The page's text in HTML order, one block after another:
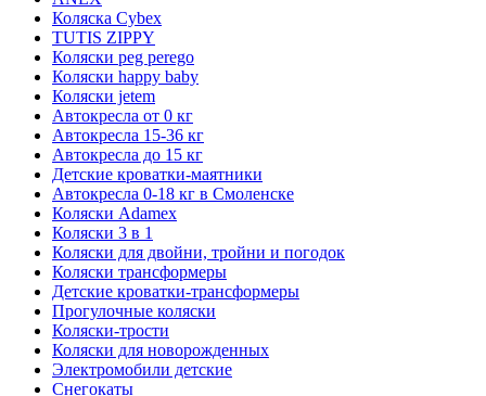
Коляска Cybex
TUTIS ZIPPY
Коляски peg perego
Коляски happy baby
Коляски jetem
Автокресла от 0 кг
Автокресла 15-36 кг
Автокресла до 15 кг
Детские кроватки-маятники
Автокресла 0-18 кг в Смоленске
Коляски Adamex
Коляски 3 в 1
Коляски для двойни, тройни и погодок
Коляски трансформеры
Детские кроватки-трансформеры
Прогулочные коляски
Коляски-трости
Коляски для новорожденных
Электромобили детские
Снегокаты